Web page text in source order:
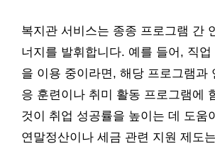
복지관 서비스는 종종 프로그램 간
너지를 발휘합니다. 예를 들어, 직업
을 이용 중이라면, 해당 프로그램과
응 훈련이나 취미 활동 프로그램에
것이 취업 성공률을 높이는 데 도움
연말정산이나 세금 관련 지원 제도